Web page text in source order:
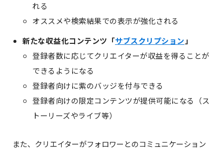
れる
オススメや検索結果での表示が強化される
新たな収益化コンテンツ「サブスクリプション」
登録者数に応じてクリエイターが収益を得ることが
できるようになる
登録者向けに紫のバッジを付与できる
登録者向けの限定コンテンツが提供可能になる（ス
トーリーズやライブ等）
また、クリエイターがフォロワーとのコミュニケーション